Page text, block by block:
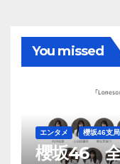
You missed
エンタメ 櫻坂46支局
櫻坂46 全